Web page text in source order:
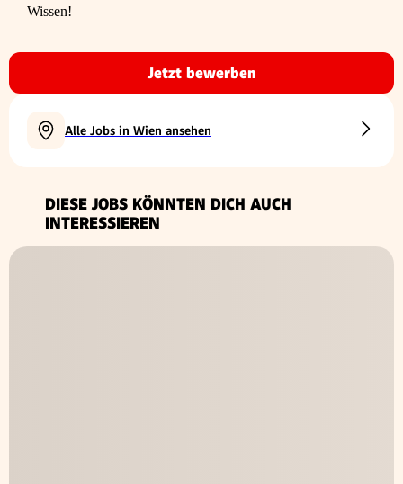
Wissen!
Jetzt bewerben
Alle Jobs in Wien ansehen
DIESE JOBS KÖNNTEN DICH AUCH
INTERESSIEREN